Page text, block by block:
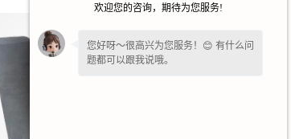
欢迎您的咨询，期待为您服务!
您好呀～很高兴为您服务！😊 有什么问
题都可以跟我说哦。